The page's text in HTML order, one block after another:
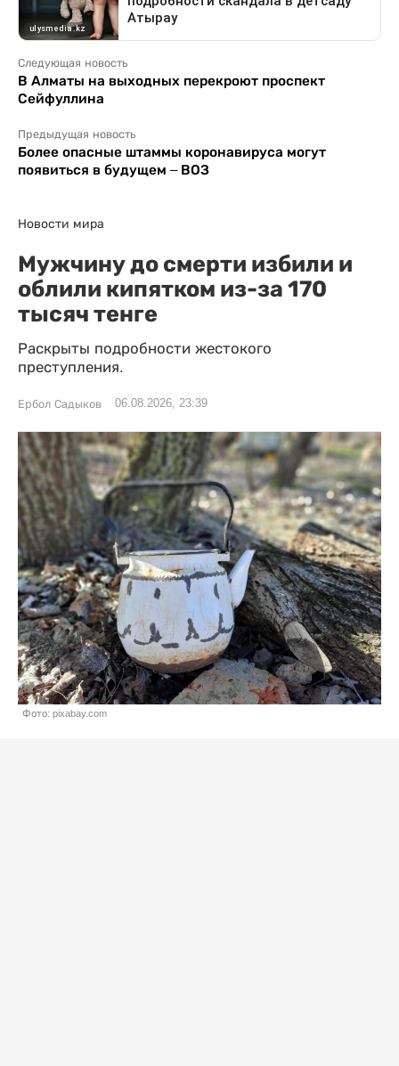
Следующая новость
В Алматы на выходных перекроют проспект
Сейфуллина
Предыдущая новость
Более опасные штаммы коронавируса могут
появиться в будущем – ВОЗ
Новости мира
Мужчину до смерти избили и
облили кипятком из-за 170
тысяч тенге
Раскрыты подробности жестокого
преступления.
Ербол Садыков 06.08.2026, 23:39
Фото: pixabay.com